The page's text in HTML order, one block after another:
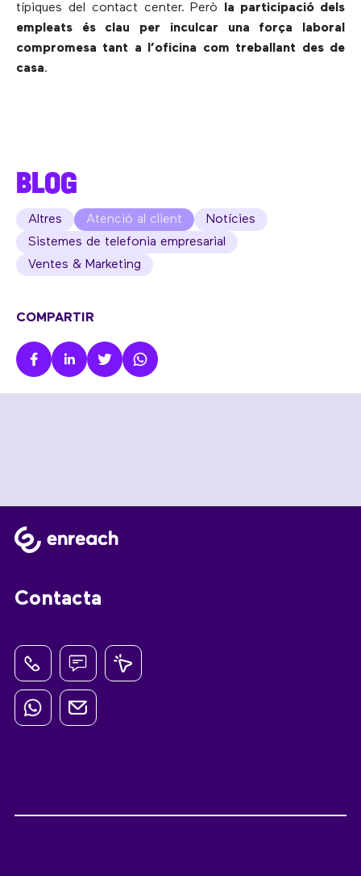
típiques del contact center. Però
la participació dels
empleats és clau per inculcar una força laboral
compromesa tant a l’oficina com treballant des de
casa.
BLOG
Altres Atenció al client
Notícies
Sistemes de telefonia empresarial
Ventes & Marketing
COMPARTIR
Contacta